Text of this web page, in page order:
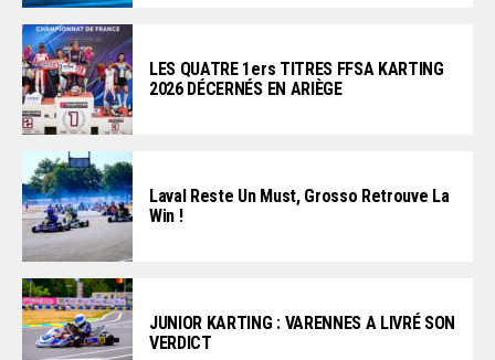
LES QUATRE 1ers TITRES FFSA KARTING
2026 DÉCERNÉS EN ARIÈGE
Laval Reste Un Must, Grosso Retrouve La
Win !
JUNIOR KARTING : VARENNES A LIVRÉ SON
VERDICT